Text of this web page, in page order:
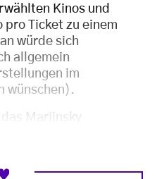
Kinos und
pro Ticket zu einem
würde sich
allgemein
im
wünschen).
Mariinsky